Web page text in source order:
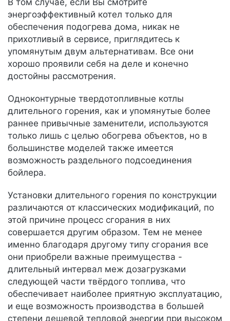
В том случае, если Вы смотрите
энергоэффективный котел только для
обеспечения подогрева дома, никак не
прихотливый в сервисе, приглядитесь к
упомянутым двум альтернативам. Все они
хорошо проявили себя на деле и конечно
достойны рассмотрения.
Одноконтурные твердотопливные котлы
длительного горения, как и упомянутые более
раннее привычные заменители, используются
только лишь с целью обогрева объектов, но в
большинстве моделей также имеется
возможность раздельного подсоединения
бойлера.
Установки длительного горения по конструкции
различаются от классических модификаций, по
этой причине процесс сгорания в них
совершается другим образом. Тем не менее
именно благодаря другому типу сгорания все
они приобрели важные преимущества -
длительный интервал меж дозагрузками
следующей части твёрдого топлива, что
обеспечивает наиболее приятную эксплуатацию,
и еще возможность производства в большей
степени дешевой тепловой энергии при высоком